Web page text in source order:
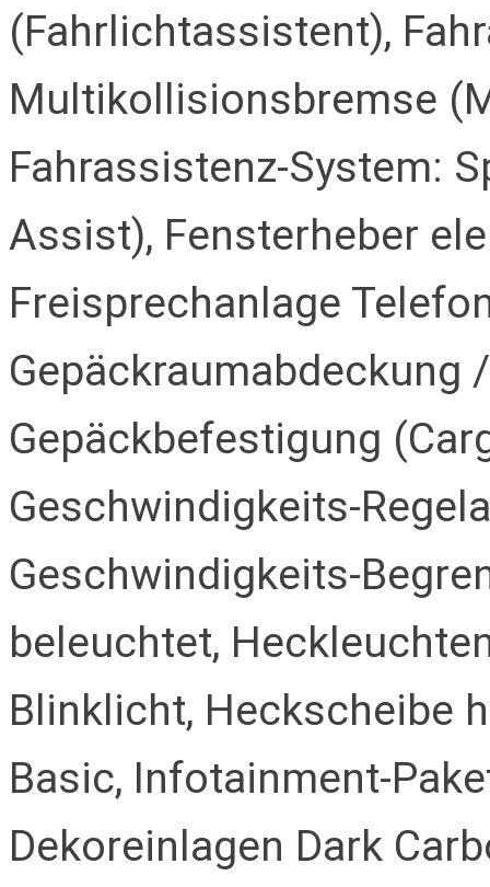
(Fahrlichtassistent),
Multikollisionsbremse
Fahrassistenz-System:
Assist), Fensterheber
Freisprechanlage
Gepäckraumabdeckung
Gepäckbefestigung
Geschwindigkeits-
Geschwindigkeits-
beleuchtet,
Blinklicht, Heckscheibe
Basic, Infotainment-
Dekoreinlagen Dark